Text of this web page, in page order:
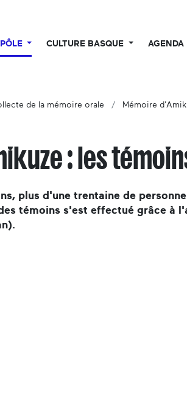
CULTURE BASQUE AGENDA
de la mémoire orale Mémoire
: les
plus d'une trentaine de
témoins s'est effectué grâce à